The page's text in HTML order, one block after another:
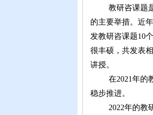
教研咨课题
的主要举措。近
发教研咨课题10
很丰硕，共发表
讲授。
在2021年的
稳步推进。
2022年的教